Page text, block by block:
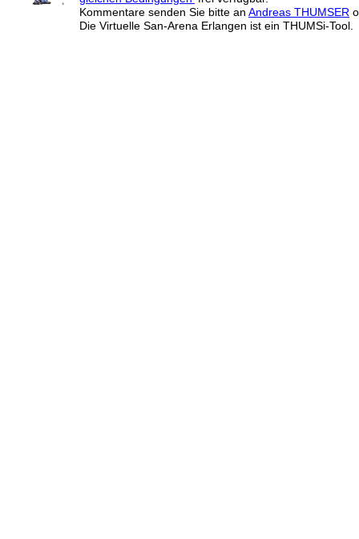
Kommentare senden Sie bitte an Andreas THUMSER
Die Virtuelle San-Arena Erlangen ist ein THUMSi-Tool.